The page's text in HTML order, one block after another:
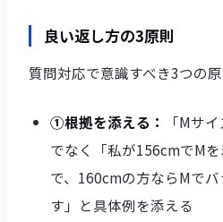
良い返し方の3原則
質問対応で意識すべき3つの原
①根拠を添える：
「Mサ
でなく「私が156cmでM
で、160cmの方ならMで
す」と具体例を添える